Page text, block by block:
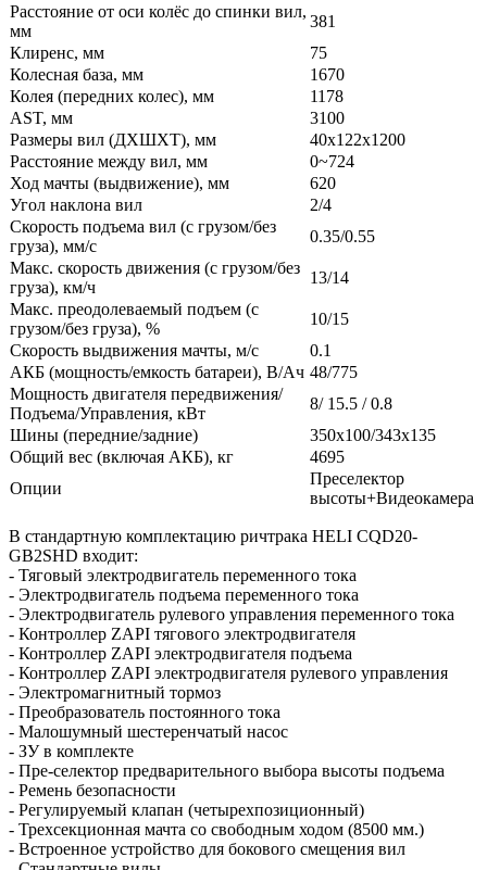
Расстояние от оси колёс до спинки вил,
мм
381
Клиренс, мм
75
Колесная база, мм
1670
Колея (передних колес), мм
1178
AST, мм
3100
Размеры вил (ДXШXТ), мм
40x122x1200
Расстояние между вил, мм
0~724
Ход мачты (выдвижение), мм
620
Угол наклона вил
2/4
Скорость подъема вил (с грузом/без
груза), мм/с
0.35/0.55
Макс. скорость движения (с грузом/без
груза), км/ч
13/14
Макс. преодолеваемый подъем (с
грузом/без груза), %
10/15
Скорость выдвижения мачты, м/с
0.1
АКБ (мощность/емкость батареи), В/Ач 48/775
Мощность двигателя передвижения/
Подъема/Управления, кВт
8/ 15.5 / 0.8
Шины (передние/задние)
350x100/343x135
Общий вес (включая АКБ), кг
4695
Опции
Преселектор
высоты+Видеокамера
В стандартную комплектацию ричтрака HELI CQD20-
GB2SHD входит:
- Тяговый электродвигатель переменного тока
- Электродвигатель подъема переменного тока
- Электродвигатель рулевого управления переменного тока
- Контроллер ZAPI тягового электродвигателя
- Контроллер ZAPI электродвигателя подъема
- Контроллер ZAPI электродвигателя рулевого управления
- Электромагнитный тормоз
- Преобразователь постоянного тока
- Малошумный шестеренчатый насос
- ЗУ в комплекте
- Пре-селектор предварительного выбора высоты подъема
- Ремень безопасности
- Регулируемый клапан (четырехпозиционный)
- Трехсекционная мачта со свободным ходом (8500 мм.)
- Встроенное устройство для бокового смещения вил